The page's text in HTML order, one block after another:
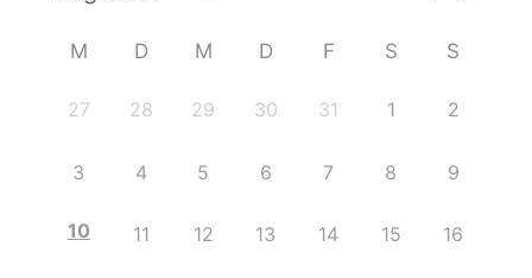
M D M D F S S
27 28 29 30 31 1 2
3 4 5 6 7 8 9
10 11 12 13 14 15 16